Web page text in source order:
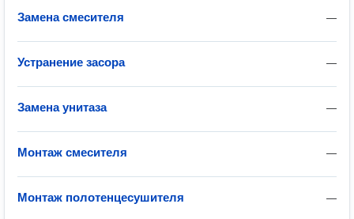
—
Замена смесителя
—
Устранение засора
—
Замена унитаза
—
Монтаж смесителя
—
Монтаж полотенцесушителя